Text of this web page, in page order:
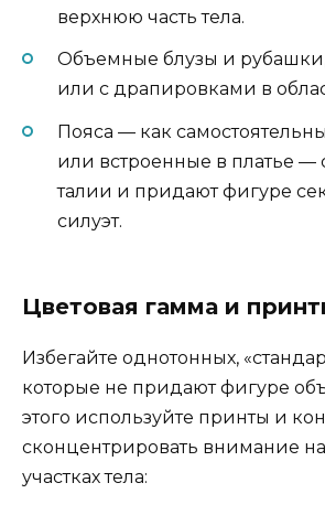
верхнюю часть тела.
Объемные блузы и
или с драпировками в
Пояса — как
или встроенные в платье —
талии и придают фигуре
силуэт.
Цветовая гамма и
Избегайте однотонных,
которые не придают фигуре
этого используйте принты и
сконцентрировать внимание
участках тела: